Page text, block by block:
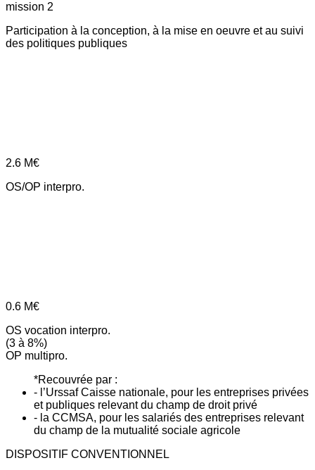
mission 2
Participation à la conception, à la mise en oeuvre et au suivi
des politiques publiques
2.6 M€
OS/OP interpro.
0.6 M€
OS vocation interpro.
(3 à 8%)
OP multipro.
*Recouvrée par :
- l’Urssaf Caisse nationale, pour les entreprises privées
et publiques relevant du champ de droit privé
- la CCMSA, pour les salariés des entreprises relevant
du champ de la mutualité sociale agricole
DISPOSITIF CONVENTIONNEL